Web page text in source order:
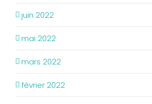
juin 2022
mai 2022
mars 2022
février 2022